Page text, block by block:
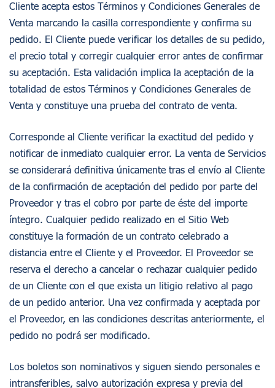
Cliente acepta estos Términos y Condiciones Generales de
Venta marcando la casilla correspondiente y confirma su
pedido. El Cliente puede verificar los detalles de su pedido,
el precio total y corregir cualquier error antes de confirmar
su aceptación. Esta validación implica la aceptación de la
totalidad de estos Términos y Condiciones Generales de
Venta y constituye una prueba del contrato de venta.
Corresponde al Cliente verificar la exactitud del pedido y
notificar de inmediato cualquier error. La venta de Servicios
se considerará definitiva únicamente tras el envío al Cliente
de la confirmación de aceptación del pedido por parte del
Proveedor y tras el cobro por parte de éste del importe
íntegro. Cualquier pedido realizado en el Sitio Web
constituye la formación de un contrato celebrado a
distancia entre el Cliente y el Proveedor. El Proveedor se
reserva el derecho a cancelar o rechazar cualquier pedido
de un Cliente con el que exista un litigio relativo al pago
de un pedido anterior. Una vez confirmada y aceptada por
el Proveedor, en las condiciones descritas anteriormente, el
pedido no podrá ser modificado.
Los boletos son nominativos y siguen siendo personales e
intransferibles, salvo autorización expresa y previa del